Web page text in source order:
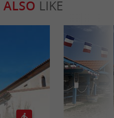
ALSO LIKE